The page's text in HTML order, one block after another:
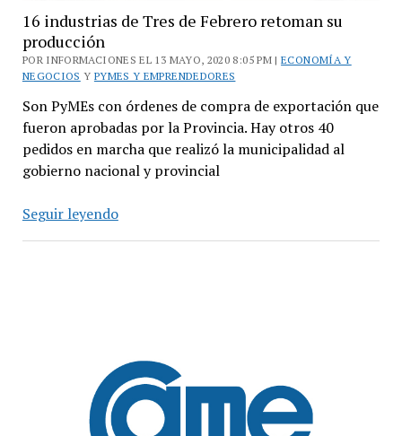
16 industrias de Tres de Febrero retoman su
producción
POR INFORMACIONES EL 13 MAYO, 2020 8:05 PM |ECONOMÍA Y
NEGOCIOS Y PYMES Y EMPRENDEDORES
Son PyMEs con órdenes de compra de exportación que
fueron aprobadas por la Provincia. Hay otros 40
pedidos en marcha que realizó la municipalidad al
gobierno nacional y provincial
Seguir leyendo16
su
producción